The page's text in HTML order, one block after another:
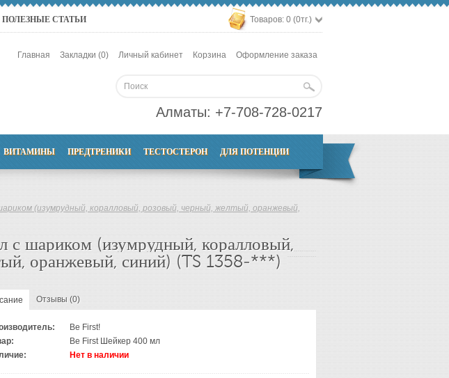
ПОЛЕЗНЫЕ СТАТЬИ Товаров: 0 (0тг.)
Главная Закладки (0) Личный кабинет Корзина Оформление заказа
Алматы: +7-708-728-0217
ВИТАМИНЫ ПРЕДТРЕНИКИ ТЕСТОСТЕРОН ДЛЯ ПОТЕНЦИИ
(изумрудный, коралловый, розовый, черный, желтый, оранжевый,
шариком (изумрудный, коралловый,
оранжевый, синий) (TS 1358-***)
Отзывы (0)
Be First!
Be First Шейкер 400 мл
Нет в наличии